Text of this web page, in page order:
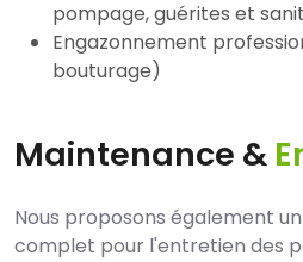
pompage, guérites et
Engazonnement
bouturage)
Maintenance &
Nous proposons également
complet pour l'entretien des